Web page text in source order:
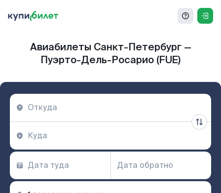
Авиабилеты Санкт-Петербург —
Пуэрто-Дель-Росарио (FUE)